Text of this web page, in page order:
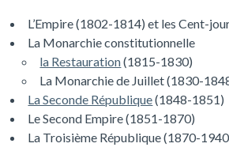
L’Empire (1802-1814) et les Cent-
La Monarchie constitutionnelle
la Restauration(1815-1830)
La Monarchie de Juillet (1830-
La Seconde République(1848-1851)
Le Second Empire (1851-1870)
La Troisième République (1870-